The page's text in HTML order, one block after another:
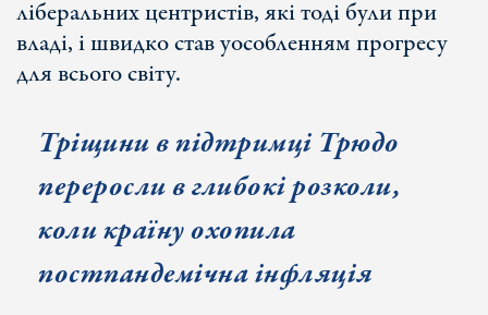
ліберальних центристів, які тоді були при
владі, і швидко став уособленням прогресу
для всього світу.
Тріщини в підтримці Трюдо
переросли в глибокі розколи,
коли країну охопила
постпандемічна інфляція